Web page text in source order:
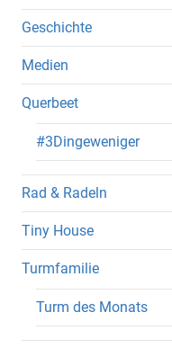
Geschichte
Medien
Querbeet
#3Dingeweniger
Rad & Radeln
Tiny House
Turmfamilie
Turm des Monats